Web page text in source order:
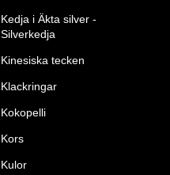
Kedja i Äkta silver -
Silverkedja
Kinesiska tecken
Klackringar
Kokopelli
Kors
Kulor